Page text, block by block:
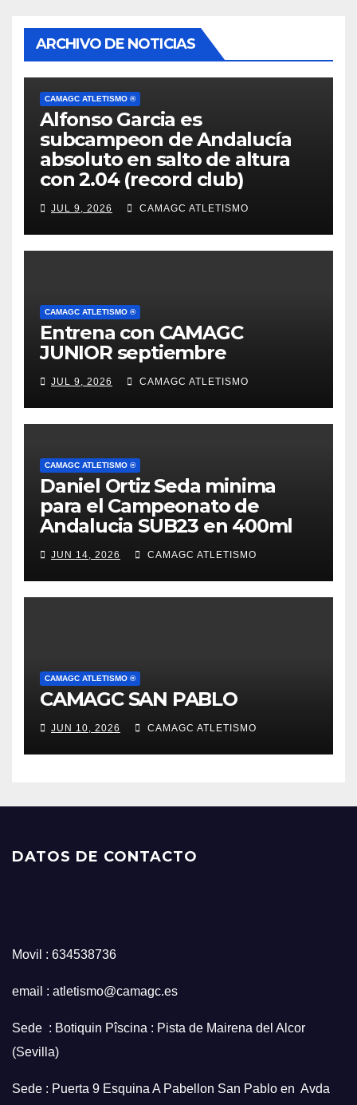
ARCHIVO DE NOTICIAS
CAMAGC ATLETISMO ®
Alfonso Garcia es
subcampeon de Andalucía
absoluto en salto de altura
con 2.04 (record club)
JUL 9, 2026 CAMAGC ATLETISMO
CAMAGC ATLETISMO ®
Entrena con CAMAGC
JUNIOR septiembre
JUL 9, 2026 CAMAGC ATLETISMO
CAMAGC ATLETISMO ®
Daniel Ortiz Seda minima
para el Campeonato de
Andalucia SUB23 en 400ml
JUN 14, 2026 CAMAGC ATLETISMO
CAMAGC ATLETISMO ®
CAMAGC SAN PABLO
JUN 10, 2026 CAMAGC ATLETISMO
DATOS DE CONTACTO
Movil : 634538736
email : atletismo@camagc.es
Sede : Botiquin Pîscina : Pista de Mairena del Alcor
(Sevilla)
Sede : Puerta 9 Esquina A Pabellon San Pablo en Avda